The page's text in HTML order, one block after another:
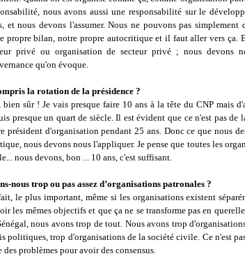
nous avons aussi une responsabilité sur le
et nous devons l'assumer. Nous ne pouvons pas simplement
propre bilan, notre propre autocritique et il faut aller vers ça.
privé ou organisation de secteur privé ; nous devons
qu'on évoque.
la rotation de la présidence ?
bien sûr ! Je vais presque faire 10 ans à la tête du CNP mais
presque un quart de siècle. Il est évident que ce n'est pas de
président d'organisation pendant 25 ans. Donc ce que nous
nous devons nous l'appliquer. Je pense que toutes les
nous devons, bon ... 10 ans, c'est suffisant.
nous trop ou pas assez d’organisations patronales ?
le plus important, même si les organisations existent
les mêmes objectifs et que ça ne se transforme pas en
nous avons trop de tout. Nous avons trop
politiques, trop d'organisations de la société civile. Ce n'est
des problèmes pour avoir des consensus.